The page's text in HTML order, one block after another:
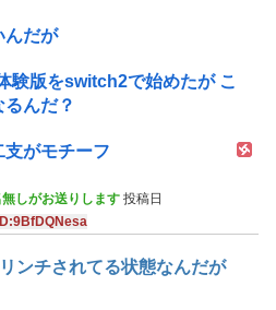
んだが
験版をswitch2で始めたが こ
んだ？
がモチーフ
しがお送りします 投稿日
ID:9BfDQNesa
ンチされてる状態なんだが